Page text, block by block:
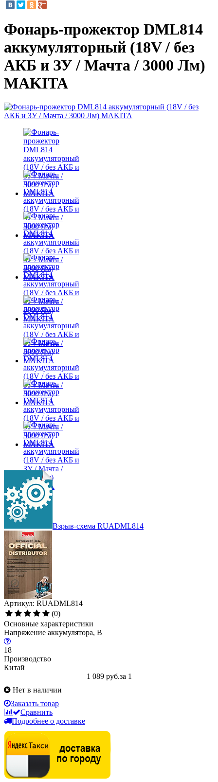
Фонарь-прожектор DML814
аккумуляторный (18V / без
АКБ и ЗУ / Мачта / 3000 Лм)
MAKITA
Взрыв-схема RUADML814
Артикул: RUADML814
(0)
Основные характеристики
Напряжение аккумулятора, В
18
Производство
Китай
1 089 руб.за 1
Нет в наличии
Заказать товар
Сравнить
Подробнее о доставке